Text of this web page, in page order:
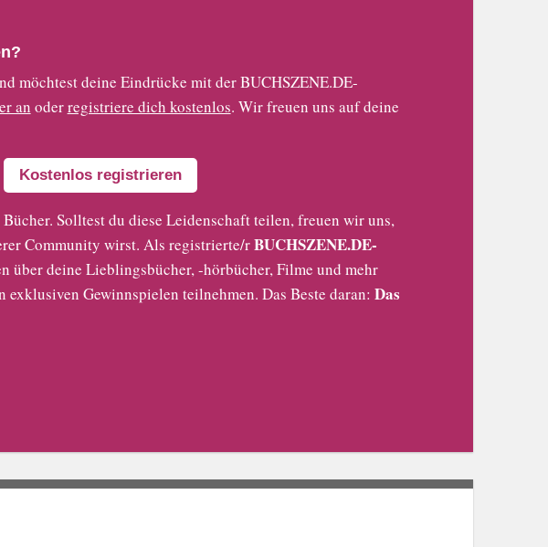
möchtest deine Eindrücke mit der BUCHSZENE.DE-
an oderregistriere dich kostenlos. Wir freuen uns auf deine
Kostenlos registrieren
Solltest du diese Leidenschaft teilen, freuen wir uns,
Community wirst. Als registrierte/rBUCHSZENE.DE-
über deine Lieblingsbücher, -hörbücher, Filme und mehr
exklusiven Gewinnspielen teilnehmen. Das Beste daran: Das